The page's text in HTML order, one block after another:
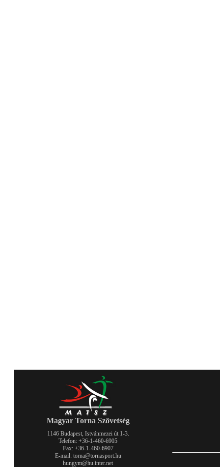
Magyar Torna Szövetség
1146 Budapest, Istvánmezei út 1-3.
Telefon: +36-1-460-6905
Fax: +36-1-460-6907
E-mail: torna@tornasport.hu
hungym@hu.inter.net